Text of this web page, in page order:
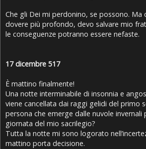
Che gli Dei mi perdonino, se possono. Ma
dovere più profondo, devo salvare mio
le conseguenze potranno essere nefaste.
17 dicembre 517
È mattino finalmente!
Una notte interminabile di insonnia e
viene cancellata dai raggi gelidi del primo
persona che emerge dalle nuvole invernali
giornata del mio sacrilegio?
Tutta la notte mi sono logorato
mattino porta decisione.